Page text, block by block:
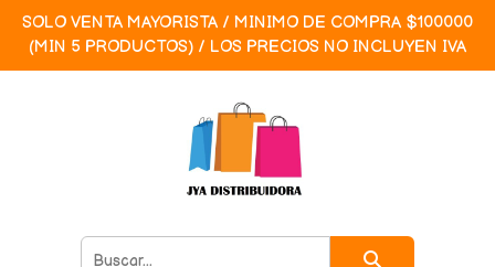
SOLO VENTA MAYORISTA / MINIMO DE COMPRA $100000
(MIN 5 PRODUCTOS) / LOS PRECIOS NO INCLUYEN IVA